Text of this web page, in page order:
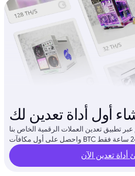
أول أداة تعدين لك
عبر تطبيق تعدين العملات الرقمية الخاص بنا
أداة تعدين الآن